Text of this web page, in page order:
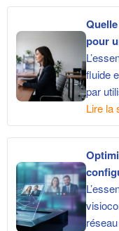
pour
fluide
par
Lire la